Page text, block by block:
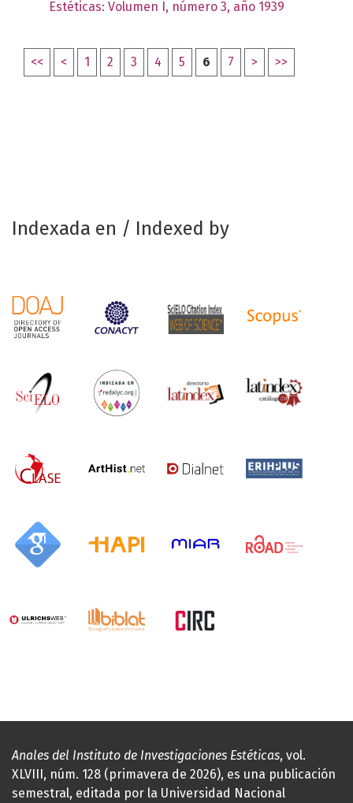
Estéticas: Volumen I, número 3, año 1939
<< < 1 2 3 4 5 6 7 > >>
Indexada en / Indexed by
Anales del Instituto de Investigaciones Estéticas, vol.
XLVIII, núm. 128 (primavera de 2026), es una publicación
semestral, editada por la Universidad Nacional